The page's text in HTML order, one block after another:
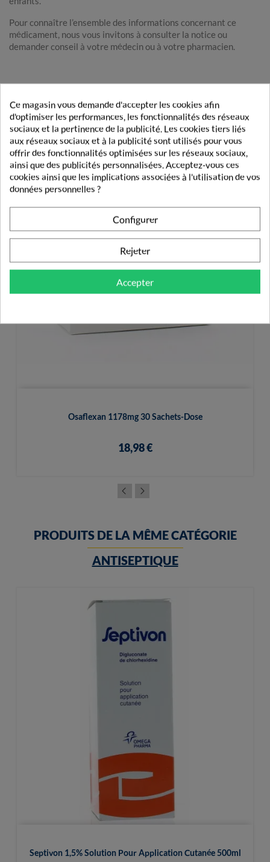
Pour connaître l’ensemble des informations concernant ce
médicament, nous vous invitons à consulter la notice ou
demander conseil à votre médecin ou à votre pharmacien.
DE LA MEME MARQUE
MYLAN
Osaflexan 1178mg 30 Sachets-Dose
18,98 €
PRODUITS DE LA MÊME CATÉGORIE
ANTISEPTIQUE
Septivon 1,5% Solution Pour Application Cutanée 500ml
Ce magasin vous demande d'accepter les cookies afin
d'optimiser les performances, les fonctionnalités des réseaux
sociaux et la pertinence de la publicité. Les cookies tiers liés
aux réseaux sociaux et à la publicité sont utilisés pour vous
offrir des fonctionnalités optimisées sur les réseaux sociaux,
ainsi que des publicités personnalisées. Acceptez-vous ces
cookies ainsi que les implications associées à l'utilisation de vos
données personnelles ?
Configurer
Rejeter
Accepter